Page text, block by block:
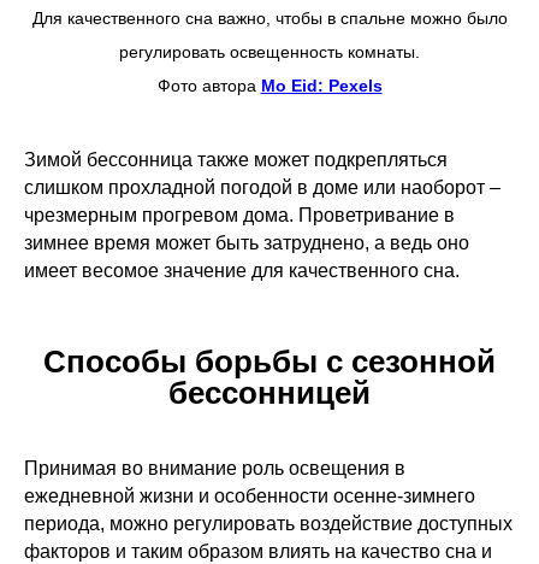
Для качественного сна важно, чтобы в спальне можно было
регулировать освещенность комнаты.
Фото автора Mo Eid: Pexels
Зимой бессонница также может подкрепляться
слишком прохладной погодой в доме или наоборот –
чрезмерным прогревом дома. Проветривание в
зимнее время может быть затруднено, а ведь оно
имеет весомое значение для качественного сна.
Способы борьбы с сезонной
бессонницей
Принимая во внимание роль освещения в
ежедневной жизни и особенности осенне-зимнего
периода, можно регулировать воздействие доступных
факторов и таким образом влиять на качество сна и